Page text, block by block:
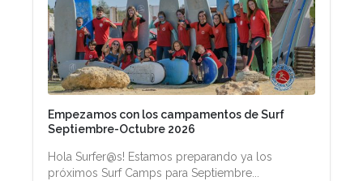
Empezamos con los campamentos de Surf
Septiembre-Octubre 2026
Hola Surfer@s! Estamos preparando ya los
próximos Surf Camps para Septiembre...